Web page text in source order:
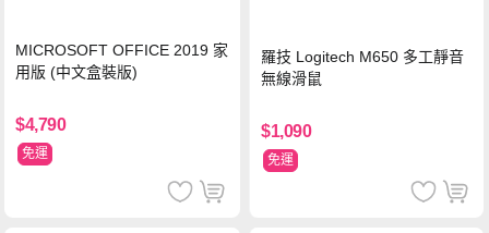
MICROSOFT OFFICE 2019 家
用版 (中文盒裝版)
$4,790
免運
羅技 Logitech M650 多工靜音
無線滑鼠
$1,090
免運